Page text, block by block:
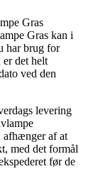
Gras
Gras kan i
har brug for
det helt
ved den
levering
afhænger af at
med det formål
før de